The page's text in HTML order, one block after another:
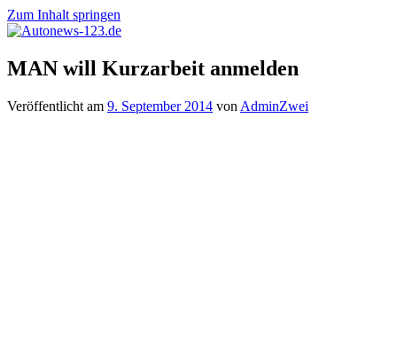
Zum Inhalt springen
Autonews-
123.de
Autonews
mit
MAN will Kurzarbeit anmelden
Veröffentlicht am 9. September 2014 von AdminZwei